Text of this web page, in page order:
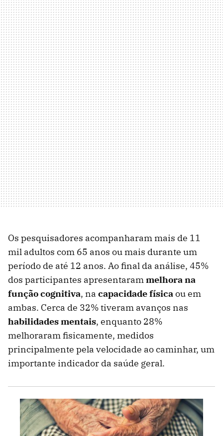
Os pesquisadores acompanharam mais de 11
mil adultos com 65 anos ou mais durante um
período de até 12 anos. Ao final da análise, 45%
dos participantes apresentarammelhora na
função cognitiva, na capacidade físicaou em
ambas. Cerca de 32% tiveram avanços nas
habilidades mentais, enquanto 28%
melhoraram fisicamente, medidos
principalmente pela velocidade ao caminhar, um
importante indicador da saúde geral.